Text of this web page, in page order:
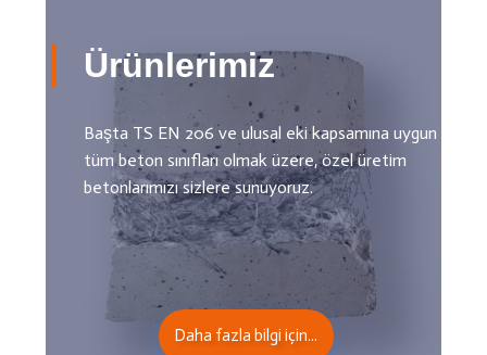
Ürünlerimiz
Başta TS EN 206 ve ulusal eki kapsamına uygun
tüm beton sınıfları olmak üzere, özel üretim
betonlarımızı sizlere sunuyoruz.
Daha fazla bilgi için...